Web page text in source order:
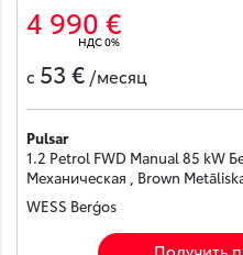
4 990 €
НДС 0%
с 53 € /месяц
Pulsar
1.2 Petrol FWD Manual 85 kW
Механическая , Brown
WESS Berģos